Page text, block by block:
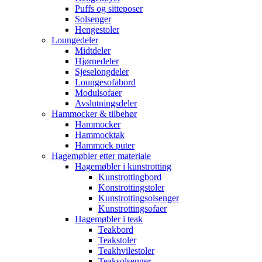
Puffs og sitteposer
Solsenger
Hengestoler
Loungedeler
Midtdeler
Hjørnedeler
Sjeselongdeler
Loungesofabord
Modulsofaer
Avslutningsdeler
Hammocker & tilbehør
Hammocker
Hammocktak
Hammock puter
Hagemøbler etter materiale
Hagemøbler i kunstrotting
Kunstrottingbord
Konstrottingstoler
Kunstrottingsolsenger
Kunstrottingsofaer
Hagemøbler i teak
Teakbord
Teakstoler
Teakhvilestoler